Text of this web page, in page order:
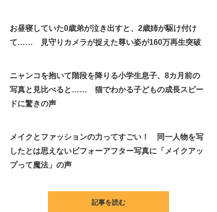
モノづくり技術者専門サイト
電子設計の基本と応用
エネルギーの専門メディア
ちょっと気になるネットの話題
お昼寝していた0歳弟が泣き出すと、2歳姉が駆け付け
て…… 見守りカメラが捉えた尊い姿が160万再生突破
ニャンコを抱いて階段を降りる小学生息子、8カ月前の
写真と見比べると…… 猫でわかる子どもの成長スピー
ドに驚きの声
メイクとファッションの力ってすごい！ 同一人物を写
したとは思えないビフォーアフター写真に「メイクアッ
プって魔法」の声
記事を読む